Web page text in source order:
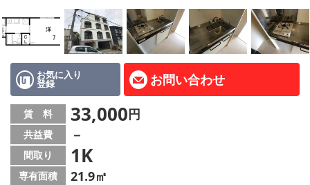
地域から探す
地図から探す
店舗情報·アクセス
会社概要
メールでお問い合わせ
お気に入り
登録 お問い合わせ
賃 料 33,000円
共益費 －
間取り 1K
専有面積 21.9㎡